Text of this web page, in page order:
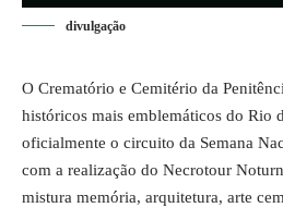
divulgação
O Crematório e Cemitério da
históricos mais emblemáticos do Rio
oficialmente o circuito da Semana
com a realização do Necrotour
mistura memória, arquitetura, arte